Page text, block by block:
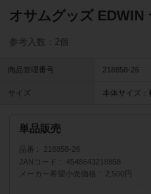
オサムグッズ EDWIN
参考入数：2個
商品管理番号 218858-26
サイズ 本体サイズ
単品販売
品番
218858-26
JANコード
4548643218858
メーカー希望小売価格
2,500円